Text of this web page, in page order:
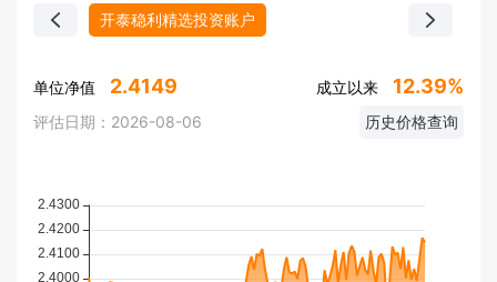
开泰稳利精选投资账户
单位净值 2.4149 成立以来 12.39%
评估日期： 2026-08-06 历史价格查询